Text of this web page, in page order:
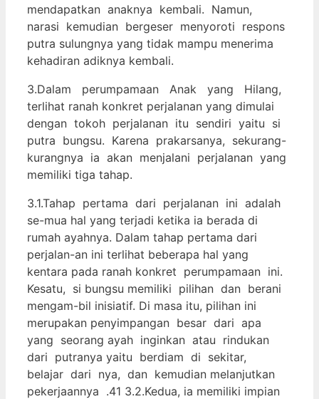
mendapatkan anaknya kembali. Namun,
narasi kemudian bergeser menyoroti respons
putra sulungnya yang tidak mampu menerima
kehadiran adiknya kembali.
3.Dalam perumpamaan Anak yang Hilang,
terlihat ranah konkret perjalanan yang dimulai
dengan tokoh perjalanan itu sendiri yaitu si
putra bungsu. Karena prakarsanya, sekurang-
kurangnya ia akan menjalani perjalanan yang
memiliki tiga tahap.
3.1.Tahap pertama dari perjalanan ini adalah
se-mua hal yang terjadi ketika ia berada di
rumah ayahnya. Dalam tahap pertama dari
perjalan-an ini terlihat beberapa hal yang
kentara pada ranah konkret perumpamaan ini.
Kesatu, si bungsu memiliki pilihan dan berani
mengam-bil inisiatif. Di masa itu, pilihan ini
merupakan penyimpangan besar dari apa
yang seorang ayah inginkan atau rindukan
dari putranya yaitu berdiam di sekitar,
belajar dari nya, dan kemudian melanjutkan
pekerjaannya .41 3.2.Kedua, ia memiliki impian